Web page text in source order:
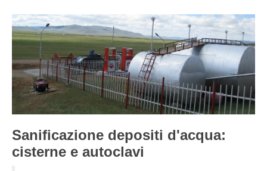
Sanificazione depositi d'acqua:
cisterne e autoclavi